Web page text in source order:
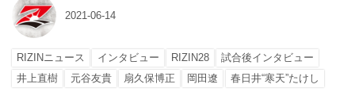
2021-06-14
RIZINニュース インタビュー RIZIN28
試合後インタビュー
井上直樹
元谷友貴 扇久保博正 岡田遼 春日井“寒天”たけし